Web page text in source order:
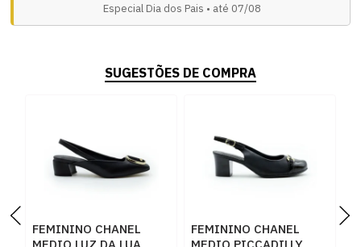
Especial Dia dos Pais • até 07/08
SUGESTÕES DE COMPRA
FEMININO CHANEL
FEMININO CHANEL